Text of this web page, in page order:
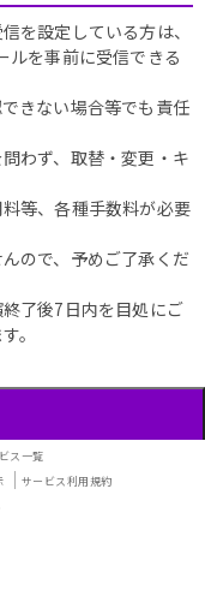
を設定している方は、
を事前に受信できる
きない場合等でも責任
わず、取替・変更・キ
等、各種手数料が必要
ので、予めご了承くだ
了後7日内を目処にご
。
ス一覧
サービス利用規約